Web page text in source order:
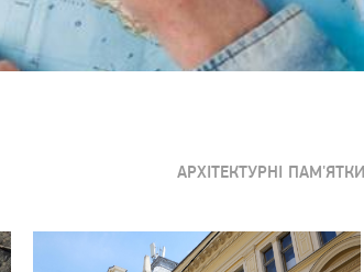
АРХІТЕКТУРНІ ПАМ'ЯТКИ